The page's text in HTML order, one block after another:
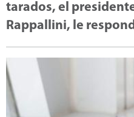
tarados, el
Rappallini, le